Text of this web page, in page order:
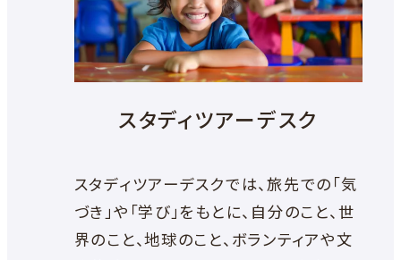
ウ
で
開
き
す
スタディツアーデスク
スタディツアーデスクでは、旅先での「気
づき」や「学び」をもとに、自分のこと、世
界のこと、地球のこと、ボランティアや文